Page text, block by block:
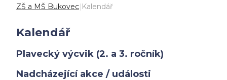
ZŠ a MŠ Bukovec| Kalendář
Kalendář
Plavecký výcvik (2. a 3. ročník)
Nadcházející akce / události